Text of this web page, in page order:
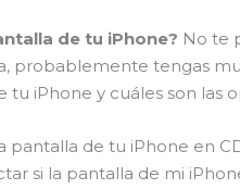
de tu iPhone? No te
probablemente tengas
iPhone y cuáles son las
pantalla de tu iPhone en
si la pantalla de mi